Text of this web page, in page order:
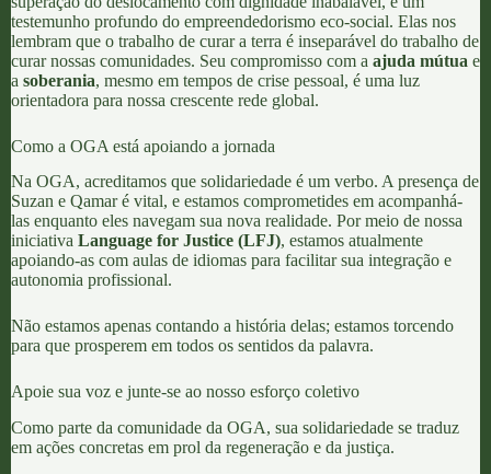
testemunho profundo do empreendedorismo eco-social. Elas nos
lembram que o trabalho de curar a terra é inseparável do trabalho de
curar nossas comunidades. Seu compromisso com a ajuda mútua e
a soberania, mesmo em tempos de crise pessoal, é uma luz
orientadora para nossa crescente rede global.
Como a OGA está apoiando a jornada
Na OGA, acreditamos que solidariedade é um verbo. A presença de
Suzan e Qamar é vital, e estamos comprometides em acompanhá-
las enquanto eles navegam sua nova realidade. Por meio de nossa
iniciativa Language for Justice (LFJ), estamos atualmente
apoiando-as com aulas de idiomas para facilitar sua integração e
autonomia profissional.
Não estamos apenas contando a história delas; estamos torcendo
para que prosperem em todos os sentidos da palavra.
Apoie sua voz e junte-se ao nosso esforço coletivo
Como parte da comunidade da OGA, sua solidariedade se traduz
em ações concretas em prol da regeneração e da justiça.